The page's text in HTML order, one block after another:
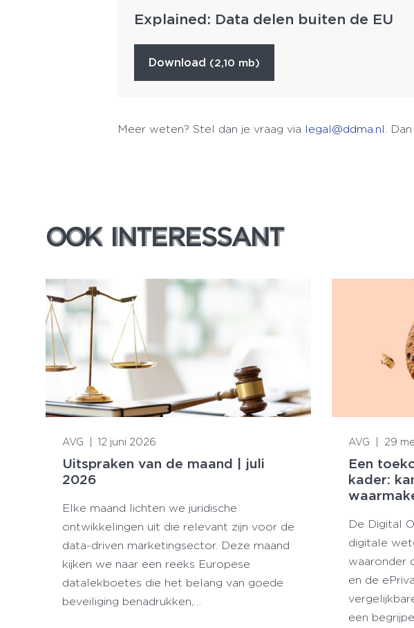
Explained: Data delen buiten de EU
download (2,10 mb)
Meer weten? Stel dan je vraag via legal@ddma.nl.
OOK INTERESSANT
OOK INTERESSANT
AVG 12 juni 2026
Uitspraken van de maand | juli
2026
Elke maand lichten we juridische
ontwikkelingen uit die relevant zijn voor de
data-driven marketingsector. Deze maand
kijken we naar een reeks Europese
datalekboetes die het belang van goede
beveiliging benadrukken,…
AVG 29
Een
kader:
De Digital
digitale
waaronder
en de
een